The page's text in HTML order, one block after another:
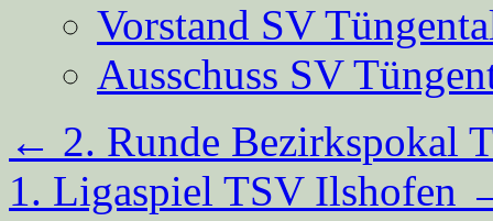
Vorstand SV
Ausschuss SV
← 2. Runde Bezirkspokal
1. Ligaspiel TSV Ilshofen